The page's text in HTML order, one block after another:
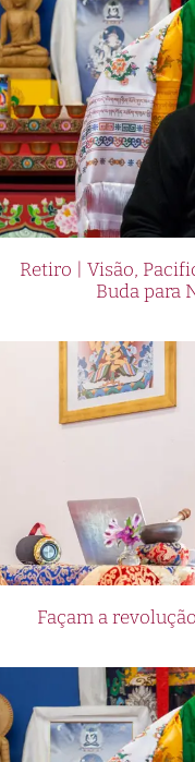
Retiro | Visão,
Buda para
Façam a